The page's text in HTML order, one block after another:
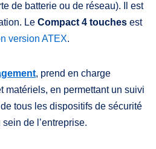
de batterie ou de réseau). Il est
Le Compact 4 touches est
version ATEX.
, prend en charge
matériels, en permettant un suivi
tous les dispositifs de sécurité
de l’entreprise.